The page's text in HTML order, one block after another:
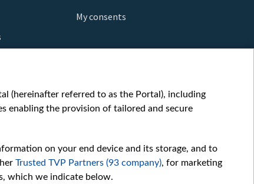
My consents
(hereinafter referred to as the Portal), including
enabling the provision of tailored and secure
on your end device and its storage, and to
Trusted TVP Partners (93 company), for marketing
which we indicate below.